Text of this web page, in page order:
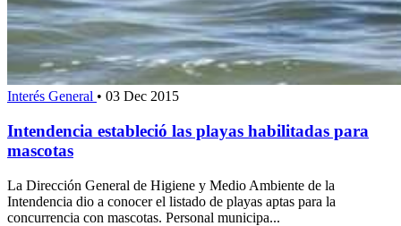
Interés General • 03 Dec 2015
Intendencia estableció las playas habilitadas para
mascotas
La Dirección General de Higiene y Medio Ambiente de la
Intendencia dio a conocer el listado de playas aptas para la
concurrencia con mascotas. Personal municipa...